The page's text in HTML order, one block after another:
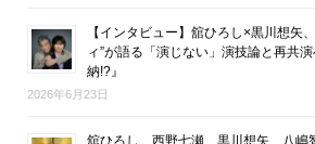
【インタビュー】舘ひろし×黒川想矢
ィ”が語る「演じない」演技論と再共
納!?』
2026年6月23日
舘ひろし、西野七瀬、黒川想矢、八嶋